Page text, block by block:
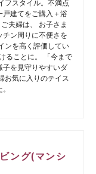
フスタイル。不満点
戸建てをご購入＋浴
夫婦は、 お子さま
ン周りに不便さを
ンを高く評価してい
ることに。 「今まで
子を見守りやすいダ
お気に入りのテイス
ング(マンシ